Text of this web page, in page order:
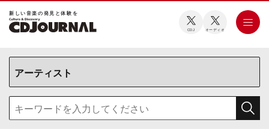
新しい⾳楽の発⾒と体験を
CDJ オーディオ